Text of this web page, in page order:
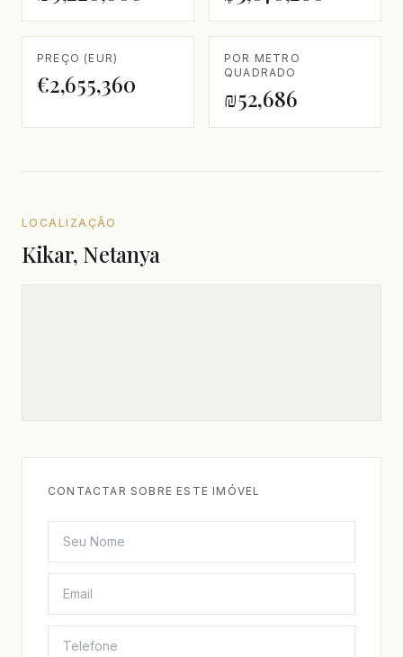
PREÇO (EUR)
€2,655,360
POR METRO
QUADRADO
₪52,686
LOCALIZAÇÃO
Kikar, Netanya
CONTACTAR SOBRE ESTE IMÓVEL